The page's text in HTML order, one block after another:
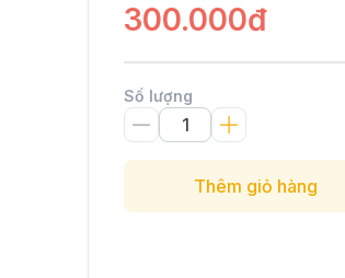
300.000đ
Số lượng
Thêm giỏ hàng